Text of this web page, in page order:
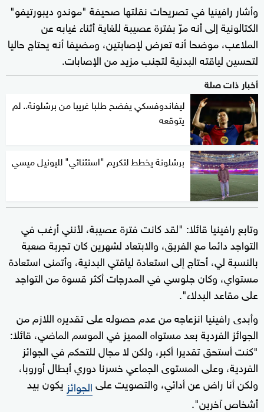
وأشار رافينيا في تصريحات نقلتها صحيفة "موندو ديبورتيفو"
الكتالونية إلى أنه مرّ بفترة عصيبة للغاية أثناء غيابه عن
الملاعب، موضحا أنه تعرض لإصابتين، ومضيفا أنه يحتاج حاليا
لتحسين لياقته البدنية لتجنب مزيد من الإصابات.
أخبار ذات صلة
ليفاندوفسكي يفضح طلبا غريبا من برشلونة.. لم
يتوقعه
برشلونة يخطط لتكريم "استثنائي" لليونيل ميسي
وتابع رافينيا قائلا: "لقد كانت فترة عصيبة، لأنني أرغب في
التواجد دائما مع الفريق، والابتعاد لشهرين كان تجربة صعبة
بالنسبة لي، أحتاج إلى استعادة لياقتي البدنية، وأتمنى استعادة
مستواي، وكان جلوسي في المدرجات أكثر قسوة من التواجد
على مقاعد البدلاء".
وأبدى رافينيا انزعاجه من عدم حصوله على تقديره اللازم من
الجوائز الفردية بعد مستواه المميز في الموسم الماضي، قائلا:
"كنت أستحق تقديرا أكبر، ولكن لا مجال للتحكم في الجوائز
الفردية، وعلى المستوى الجماعي خسرنا دوري أبطال أوروبا،
ولكن أنا راض عن أدائي، والتصويت علىالجوائز يكون بيد
أشخاص آخرين".